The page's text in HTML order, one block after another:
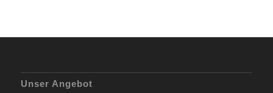
Unser Angebot